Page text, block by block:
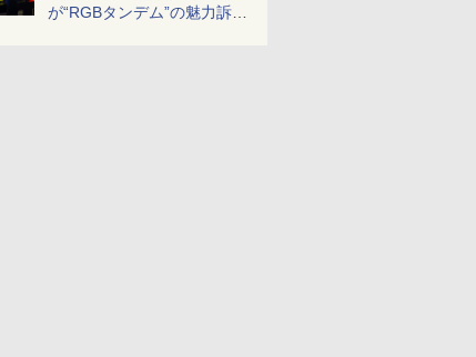
が“RGBタンデム”の魅力訴